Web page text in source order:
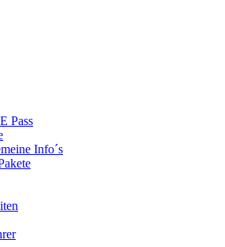
Pass
Info´s